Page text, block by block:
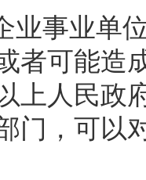
事业单
者可能造
上人民政
门，可以